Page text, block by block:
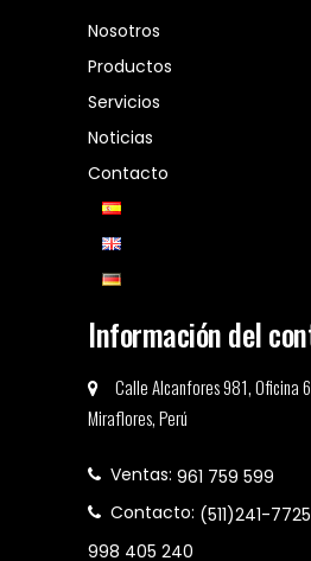
Nosotros
Productos
Servicios
Noticias
Contacto
Información del
Calle Alcanfores 981, Oficina
Miraflores, Perú
Ventas: 961 759 599
Contacto: (511)241-7725
998 405 240